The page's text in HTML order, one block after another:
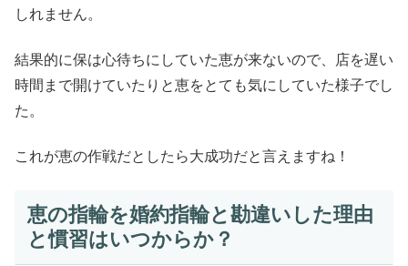
しれません。
結果的に保は心待ちにしていた恵が来ないので、店を遅い
時間まで開けていたりと恵をとても気にしていた様子でし
た。
これが恵の作戦だとしたら大成功だと言えますね！
恵の指輪を婚約指輪と勘違いした理由
と慣習はいつからか？